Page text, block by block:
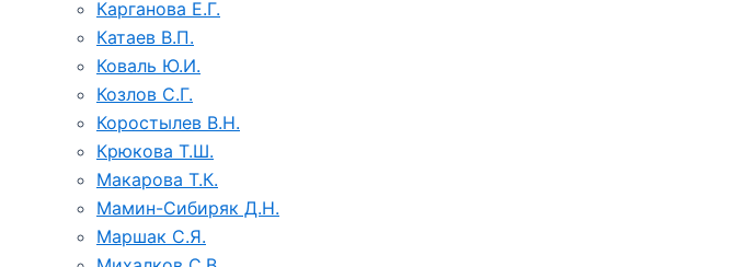
Карганова Е.Г.
Катаев В.П.
Коваль Ю.И.
Козлов С.Г.
Коростылев В.Н.
Крюкова Т.Ш.
Макарова Т.К.
Мамин-Сибиряк Д.Н.
Маршак С.Я.